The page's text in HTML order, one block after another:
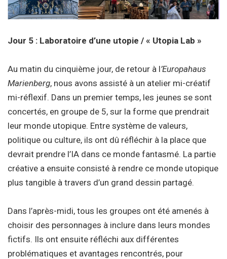
Jour 5 : Laboratoire d’une utopie / « Utopia Lab »
Au matin du cinquième jour, de retour à l’Europahaus
Marienberg, nous avons assisté à un atelier mi-créatif
mi-réflexif. Dans un premier temps, les jeunes se sont
concertés, en groupe de 5, sur la forme que prendrait
leur monde utopique. Entre système de valeurs,
politique ou culture, ils ont dû réfléchir à la place que
devrait prendre l’IA dans ce monde fantasmé. La partie
créative a ensuite consisté à rendre ce monde utopique
plus tangible à travers d’un grand dessin partagé.
Dans l’après-midi, tous les groupes ont été amenés à
choisir des personnages à inclure dans leurs mondes
fictifs. Ils ont ensuite réfléchi aux différentes
problématiques et avantages rencontrés, pour